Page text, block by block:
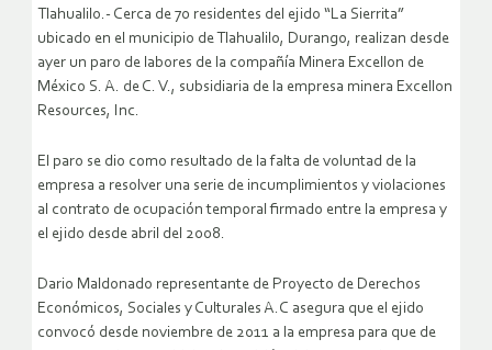
Tlahualilo.- Cerca de 70 residentes del ejido “La Sierrita”
ubicado en el municipio de Tlahualilo, Durango, realizan desde
ayer un paro de labores de la compañía Minera Excellon de
México S. A. de C. V., subsidiaria de la empresa minera Excellon
Resources, Inc.
El paro se dio como resultado de la falta de voluntad de la
empresa a resolver una serie de incumplimientos y violaciones
al contrato de ocupación temporal firmado entre la empresa y
el ejido desde abril del 2008.
Dario Maldonado representante de Proyecto de Derechos
Económicos, Sociales y Culturales A.C asegura que el ejido
convocó desde noviembre de 2011 a la empresa para que de